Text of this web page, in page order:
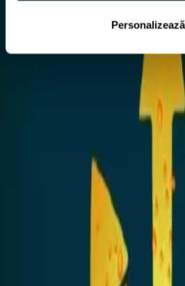
Personalizează